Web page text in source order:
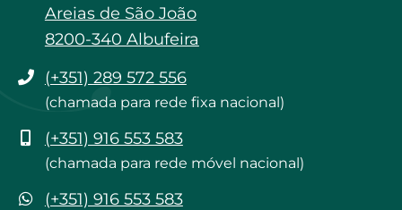
Areias de São João
8200-340 Albufeira
Telefone
(+351) 289 572 556
(chamada para rede fixa nacional)
Telemóvel
(+351) 916 553 583
(chamada para rede móvel nacional)
WhatsApp
(+351) 916 553 583